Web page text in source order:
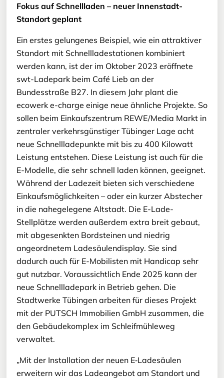
Fokus auf Schnellladen – neuer Innenstadt-
Standort geplant
Ein erstes gelungenes Beispiel, wie ein attraktiver
Standort mit Schnellladestationen kombiniert
werden kann, ist der im Oktober 2023 eröffnete
swt-Ladepark beim Café Lieb an der
Bundesstraße B27. In diesem Jahr plant die
ecowerk e-charge einige neue ähnliche Projekte. So
sollen beim Einkaufszentrum REWE/Media Markt in
zentraler verkehrsgünstiger Tübinger Lage acht
neue Schnellladepunkte mit bis zu 400 Kilowatt
Leistung entstehen. Diese Leistung ist auch für die
E-Modelle, die sehr schnell laden können, geeignet.
Während der Ladezeit bieten sich verschiedene
Einkaufsmöglichkeiten – oder ein kurzer Abstecher
in die nahegelegene Altstadt. Die E-Lade-
Stellplätze werden außerdem extra breit gebaut,
mit abgesenkten Bordsteinen und niedrig
angeordnetem Ladesäulendisplay. Sie sind
dadurch auch für E-Mobilisten mit Handicap sehr
gut nutzbar. Voraussichtlich Ende 2025 kann der
neue Schnellladepark in Betrieb gehen. Die
Stadtwerke Tübingen arbeiten für dieses Projekt
mit der PUTSCH Immobilien GmbH zusammen, die
den Gebäudekomplex im Schleifmühleweg
verwaltet.
„Mit der Installation der neuen E‑Ladesäulen
erweitern wir das Ladeangebot am Standort und